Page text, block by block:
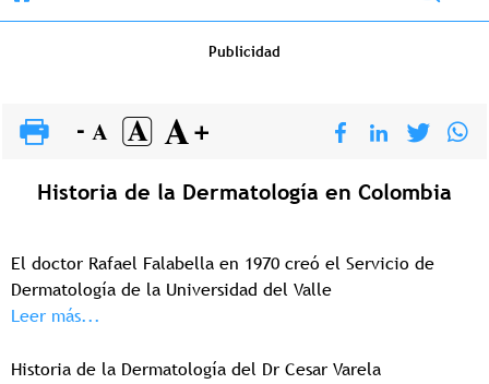
Publicidad
Historia de la Dermatología en Colombia
El doctor Rafael Falabella en 1970 creó el Servicio de
Dermatología de la Universidad del Valle
Leer más...
Historia de la Dermatología del Dr Cesar Varela